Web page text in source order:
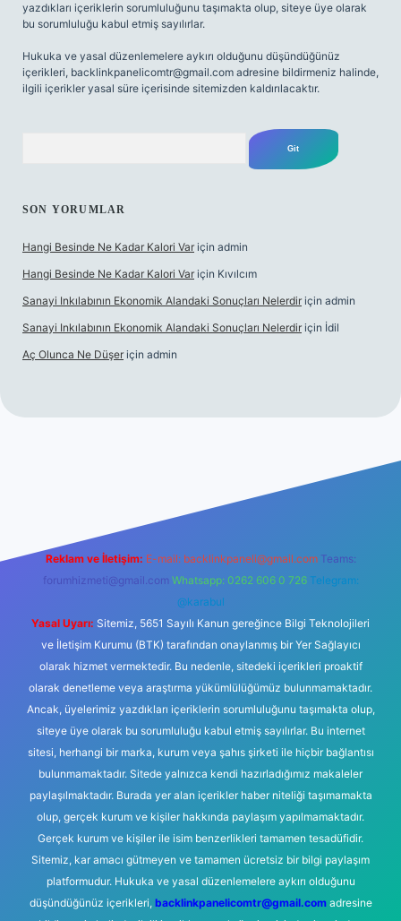
yazdıkları içeriklerin sorumluluğunu taşımakta olup, siteye üye olarak
bu sorumluluğu kabul etmiş sayılırlar.
Hukuka ve yasal düzenlemelere aykırı olduğunu düşündüğünüz
içerikleri, backlinkpanelicomtr@gmail.com adresine bildirmeniz halinde,
ilgili içerikler yasal süre içerisinde sitemizden kaldırılacaktır.
SON YORUMLAR
Hangi Besinde Ne Kadar Kalori Var için admin
Hangi Besinde Ne Kadar Kalori Var için Kıvılcım
Sanayi Inkılabının Ekonomik Alandaki Sonuçları Nelerdir için admin
Sanayi Inkılabının Ekonomik Alandaki Sonuçları Nelerdir için İdil
Aç Olunca Ne Düşer için admin
Reklam ve İletişim: E-mail: backlinkpaneli@gmail.com Teams:
forumhizmeti@gmail.com Whatsapp: 0262 606 0 726 Telegram:
@karabul
Yasal Uyarı: Sitemiz, 5651 Sayılı Kanun gereğince Bilgi Teknolojileri
ve İletişim Kurumu (BTK) tarafından onaylanmış bir Yer Sağlayıcı
olarak hizmet vermektedir. Bu nedenle, sitedeki içerikleri proaktif
olarak denetleme veya araştırma yükümlülüğümüz bulunmamaktadır.
Ancak, üyelerimiz yazdıkları içeriklerin sorumluluğunu taşımakta olup,
siteye üye olarak bu sorumluluğu kabul etmiş sayılırlar. Bu internet
sitesi, herhangi bir marka, kurum veya şahıs şirketi ile hiçbir bağlantısı
bulunmamaktadır. Sitede yalnızca kendi hazırladığımız makaleler
paylaşılmaktadır. Burada yer alan içerikler haber niteliği taşımamakta
olup, gerçek kurum ve kişiler hakkında paylaşım yapılmamaktadır.
Gerçek kurum ve kişiler ile isim benzerlikleri tamamen tesadüfidir.
Sitemiz, kar amacı gütmeyen ve tamamen ücretsiz bir bilgi paylaşım
platformudur. Hukuka ve yasal düzenlemelere aykırı olduğunu
düşündüğünüz içerikleri, backlinkpanelicomtr@gmail.comadresine